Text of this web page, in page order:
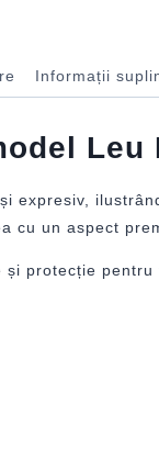
Informații
expresiv,
cu un aspect
protecție pentru